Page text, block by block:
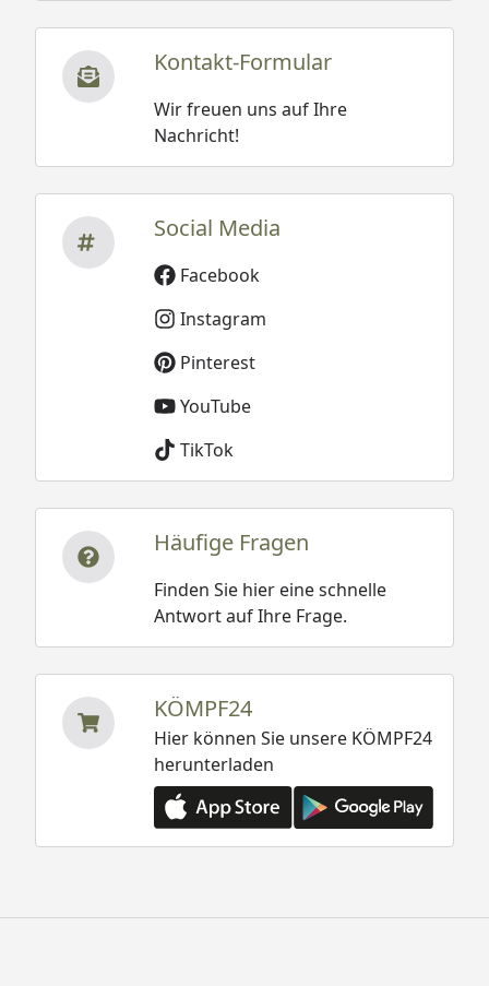
Kontakt-Formular
Wir freuen uns auf Ihre
Nachricht!
Social Media
Facebook
Instagram
Pinterest
YouTube
TikTok
Häufige Fragen
Finden Sie hier eine schnelle
Antwort auf Ihre Frage.
KÖMPF24
Hier können Sie unsere KÖMPF24
herunterladen